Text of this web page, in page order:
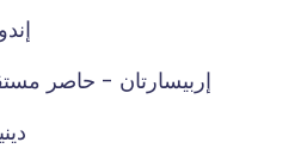
إربيسارتان - حاصر